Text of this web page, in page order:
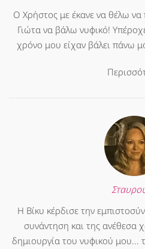
Ο Χρήστος με έκανε να θέλω να
Γιώτα να βάλω νυφικό!
χρόνο μου είχαν βάλει πάνω
Η Βίκυ κέρδισε την
συνάντηση και της ανέθεσα
δημιουργία του νυφικού μου...